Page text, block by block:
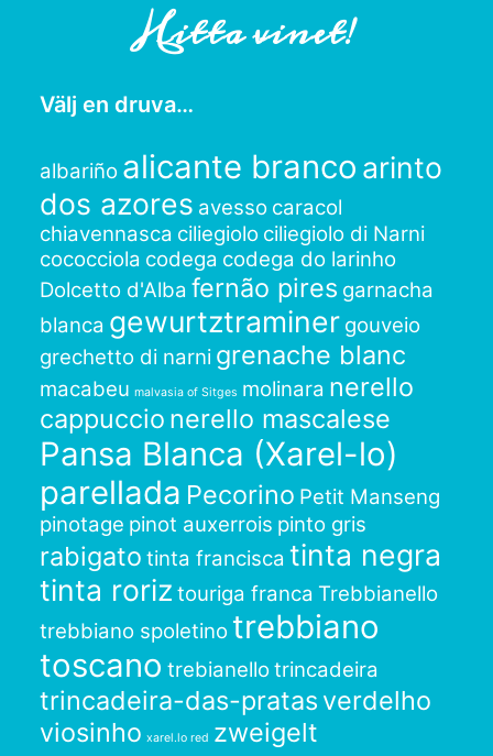
Hitta vinet!
Välj en druva…
albariño alicante branco arinto
dos azores avesso caracol
chiavennasca ciliegiolo ciliegiolo di Narni
cococciola codega codega do larinho
Dolcetto d'Alba fernão pires garnacha
blanca gewurtztraminer gouveio
grechetto di narni grenache blanc
macabeu malvasia of Sitges molinara nerello
cappuccio nerello mascalese
Pansa Blanca (Xarel-lo)
parellada Pecorino Petit Manseng
pinotage pinot auxerrois pinto gris
rabigato tinta francisca tinta negra
tinta roriz touriga franca Trebbianello
trebbiano spoletino trebbiano
toscano trebianellotrincadeira
trincadeira-das-pratas verdelho
viosinho xarel.lo red zweigelt